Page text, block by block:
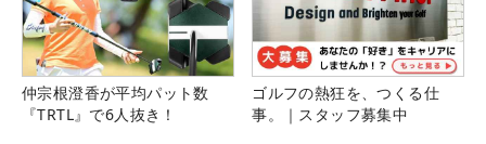
仲宗根澄香が平均パット数
『TRTL』で6人抜き！
ゴルフの熱狂を、つくる仕
事。｜スタッフ募集中